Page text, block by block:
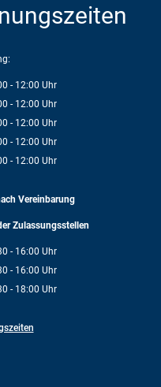
- 12:00 Uhr
Von 08:00 bis 12:00 Uhr
- 12:00 Uhr
Von 08:00 bis 12:00 Uhr
- 12:00 Uhr
Von 08:00 bis 12:00 Uhr
- 12:00 Uhr
Von 08:00 bis 12:00 Uhr
- 12:00 Uhr
Vereinbarung
Zulassungsstellen
- 16:00 Uhr
Von 13:30 bis 16:00 Uhr
- 16:00 Uhr
Von 13:30 bis 16:00 Uhr
- 18:00 Uhr